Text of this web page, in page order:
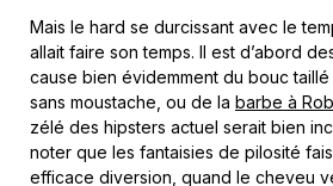
Mais le hard se durcissant avec le
allait faire son temps. Il est d’abord
cause bien évidemment du bouc
sans moustache, ou de la barbe à
zélé des hipsters actuel serait bien
noter que les fantaisies de pilosité
efficace diversion, quand le cheveu